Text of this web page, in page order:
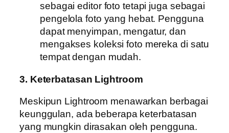
sebagai editor foto tetapi juga sebagai
pengelola foto yang hebat. Pengguna
dapat menyimpan, mengatur, dan
mengakses koleksi foto mereka di satu
tempat dengan mudah.
3. Keterbatasan Lightroom
Meskipun Lightroom menawarkan berbagai
keunggulan, ada beberapa keterbatasan
yang mungkin dirasakan oleh pengguna.